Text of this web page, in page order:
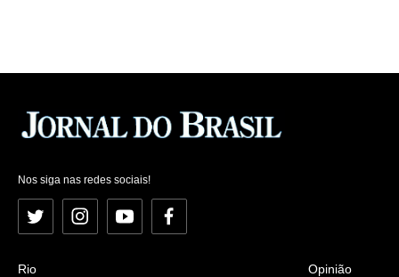
Nos siga nas redes sociais!
Twitter InstagramYouTubeFacebook
Rio
Opinião